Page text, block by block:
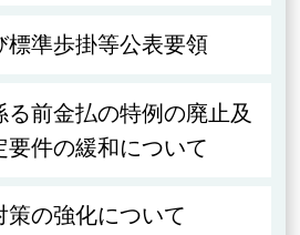
標準歩掛等公表要領
る前金払の特例の廃止及
要件の緩和について
策の強化について